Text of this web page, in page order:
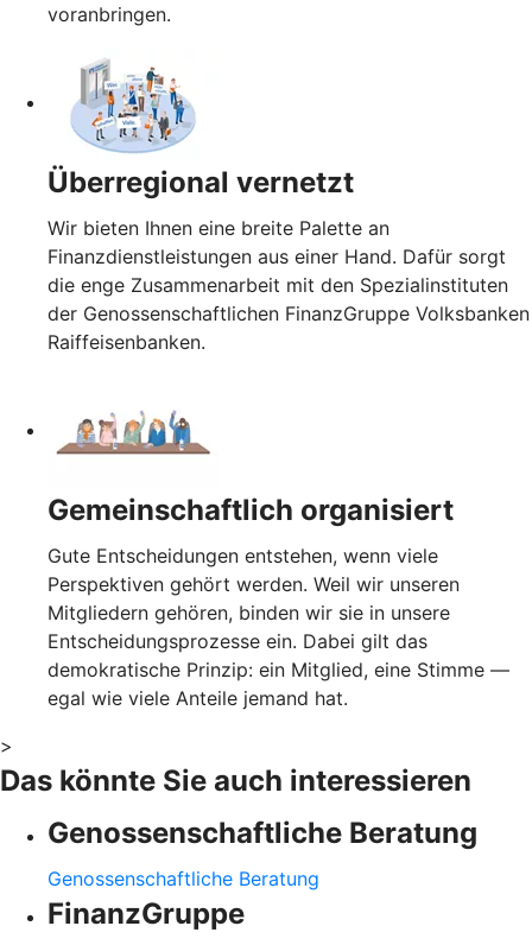
voranbringen.
Überregional vernetzt
Wir bieten Ihnen eine breite Palette an
Finanzdienstleistungen aus einer Hand. Dafür sorgt
die enge Zusammenarbeit mit den Spezialinstituten
der Genossenschaftlichen FinanzGruppe Volksbanken
Raiffeisenbanken.
Gemeinschaftlich organisiert
Gute Entscheidungen entstehen, wenn viele
Perspektiven gehört werden. Weil wir unseren
Mitgliedern gehören, binden wir sie in unsere
Entscheidungsprozesse ein. Dabei gilt das
demokratische Prinzip: ein Mitglied, eine Stimme —
egal wie viele Anteile jemand hat.
>
Das könnte Sie auch interessieren
Genossenschaftliche Beratung
Genossenschaftliche Beratung
FinanzGruppe